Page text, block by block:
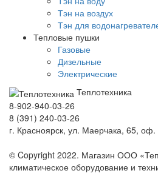
Тэн на воздух
Тэн для
Тепловые пушки
Газовые
Дизельные
Электрические
Теплотехника
8-902-940-03-26
8 (391) 240-03-26
г. Красноярск, ул. Маерчака, 65, оф.
© Copyright 2022. Магазин ООО
климатическое оборудование и